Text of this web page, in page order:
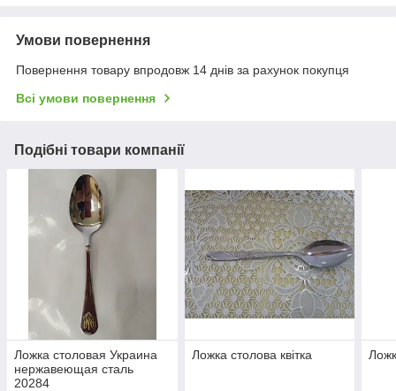
Умови повернення
Повернення товару впродовж 14 днів за рахунок покупця
Всі умови повернення
Подібні товари компанії
Ложка столовая Украина
нержавеющая сталь
20284
Ложка столова квітка